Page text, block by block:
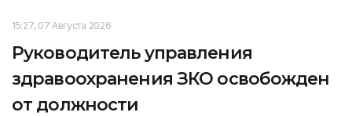
15:27, 07 Августа 2026
Руководитель управления
здравоохранения ЗКО освобожден
от должности